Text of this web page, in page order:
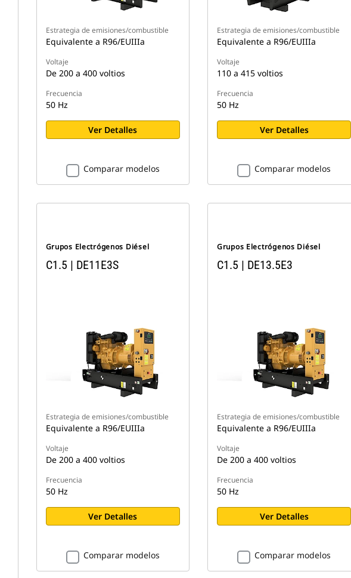
Estrategia de emisiones/combustible
Equivalente a R96/EUIIIa
Voltaje
De 200 a 400 voltios
Frecuencia
50 Hz
Ver Detalles
Comparar modelos
Estrategia de emisiones/combustible
Equivalente a R96/EUIIIa
Voltaje
110 a 415 voltios
Frecuencia
50 Hz
Ver Detalles
Comparar modelos
Grupos Electrógenos Diésel
C1.5 | DE11E3S
Estrategia de emisiones/combustible
Equivalente a R96/EUIIIa
Voltaje
De 200 a 400 voltios
Frecuencia
50 Hz
Ver Detalles
Comparar modelos
Grupos Electrógenos Diésel
C1.5 | DE13.5E3
Estrategia de emisiones/combustible
Equivalente a R96/EUIIIa
Voltaje
De 200 a 400 voltios
Frecuencia
50 Hz
Ver Detalles
Comparar modelos